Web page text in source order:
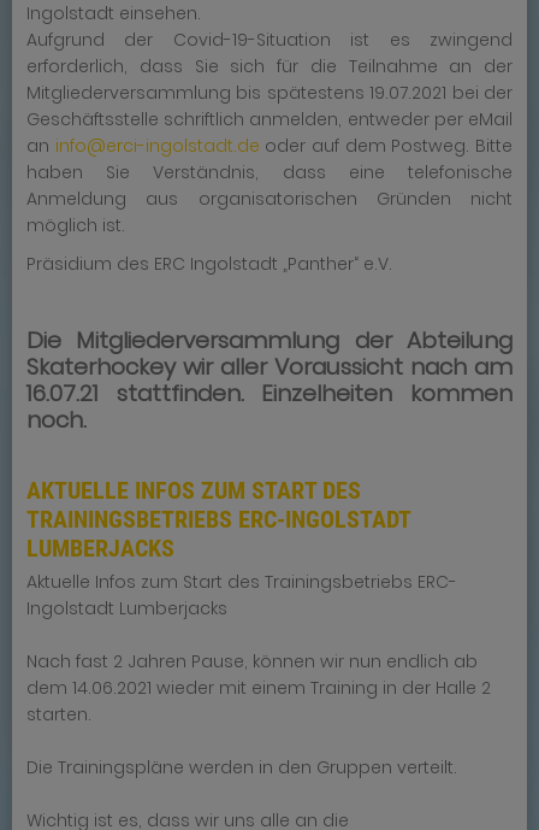
Ingolstadt einsehen.
Aufgrund der Covid-19-Situation ist es zwingend
erforderlich, dass Sie sich für die Teilnahme an der
Mitgliederversammlung bis spätestens 19.07.2021 bei der
Geschäftsstelle schriftlich anmelden, entweder per eMail
an info@erci-ingolstadt.de oder auf dem Postweg. Bitte
haben Sie Verständnis, dass eine telefonische
Anmeldung aus organisatorischen Gründen nicht
möglich ist.
Präsidium des ERC Ingolstadt „Panther“ e.V.
Die Mitgliederversammlung der Abteilung
Skaterhockey wir aller Voraussicht nach am
16.07.21 stattfinden. Einzelheiten kommen
noch.
AKTUELLE INFOS ZUM START DES
TRAININGSBETRIEBS ERC-INGOLSTADT
LUMBERJACKS
Aktuelle Infos zum Start des Trainingsbetriebs ERC-
Ingolstadt Lumberjacks
Nach fast 2 Jahren Pause, können wir nun endlich ab
dem 14.06.2021 wieder mit einem Training in der Halle 2
starten.
Die Trainingspläne werden in den Gruppen verteilt.
Wichtig ist es, dass wir uns alle an die